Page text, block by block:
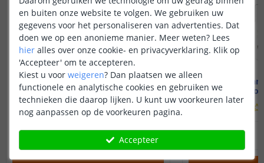
Luxe touch RF 1-zone
afstandsbediening RGBW
reviews
27,95
Touch
en buiten onze website te volgen. We gebruiken uw
gegevens voor het personaliseren van advertenties. Dat
doen we op een anonieme manier. Meer weten? Lees
hier alles over onze cookie- en privacyverklaring. Klik op
'Accepteer' om te accepteren.
Kiest u voor weigeren? Dan plaatsen we alleen
functionele en analytische cookies en gebruiken we
technieken die daarop lijken. U kunt uw voorkeuren later
nog aanpassen op de voorkeuren pagina.
Accepteer